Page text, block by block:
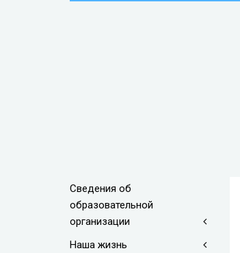
Сведения об
образовательной
организации
Наша жизнь